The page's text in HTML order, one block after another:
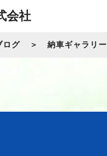
会社
ログ 納車ギャラリー